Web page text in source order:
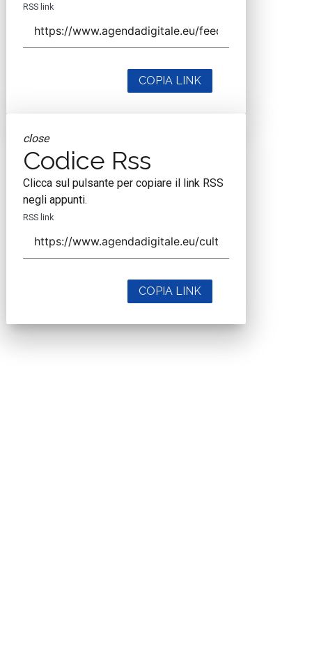
RSS link
COPIA LINK
close
Codice Rss
Clicca sul pulsante per copiare il link RSS
negli appunti.
RSS link
COPIA LINK